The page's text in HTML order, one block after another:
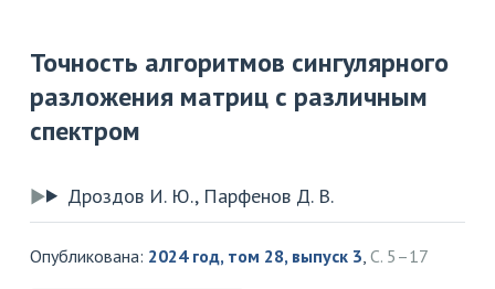
Точность алгоритмов сингулярного
разложения матриц с различным
спектром
Дроздов И. Ю., Парфенов Д. В.
Опубликована: 2024 год, том 28, выпуск 3, С. 5–17